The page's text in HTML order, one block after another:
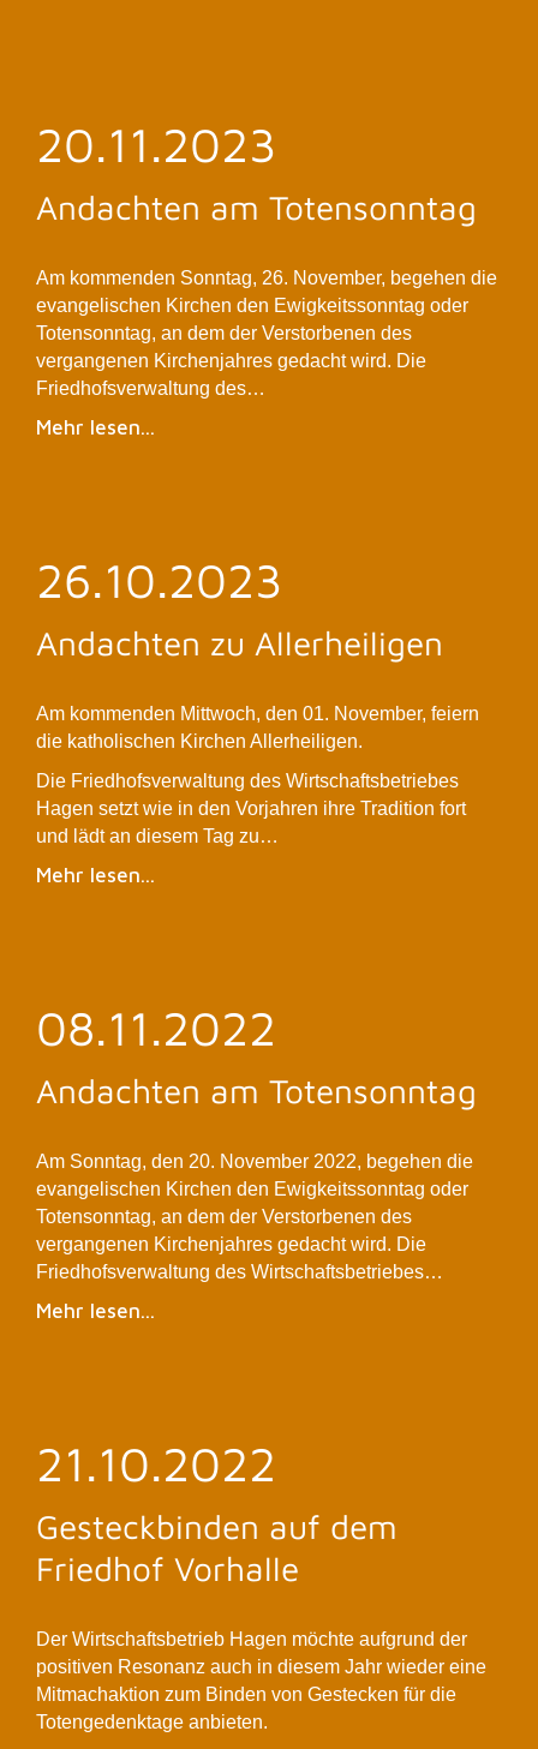
20.11.2023
Andachten am Totensonntag
Am kommenden Sonntag, 26. November, begehen die
evangelischen Kirchen den Ewigkeitssonntag oder
Totensonntag, an dem der Verstorbenen des
vergangenen Kirchenjahres gedacht wird. Die
Friedhofsverwaltung des…
Mehr lesen...
26.10.2023
Andachten zu Allerheiligen
Am kommenden Mittwoch, den 01. November, feiern
die katholischen Kirchen Allerheiligen.
Die Friedhofsverwaltung des Wirtschaftsbetriebes
Hagen setzt wie in den Vorjahren ihre Tradition fort
und lädt an diesem Tag zu…
Mehr lesen...
08.11.2022
Andachten am Totensonntag
Am Sonntag, den 20. November 2022, begehen die
evangelischen Kirchen den Ewigkeitssonntag oder
Totensonntag, an dem der Verstorbenen des
vergangenen Kirchenjahres gedacht wird. Die
Friedhofsverwaltung des Wirtschaftsbetriebes…
Mehr lesen...
21.10.2022
Gesteckbinden auf dem
Friedhof Vorhalle
Der Wirtschaftsbetrieb Hagen möchte aufgrund der
positiven Resonanz auch in diesem Jahr wieder eine
Mitmachaktion zum Binden von Gestecken für die
Totengedenktage anbieten.